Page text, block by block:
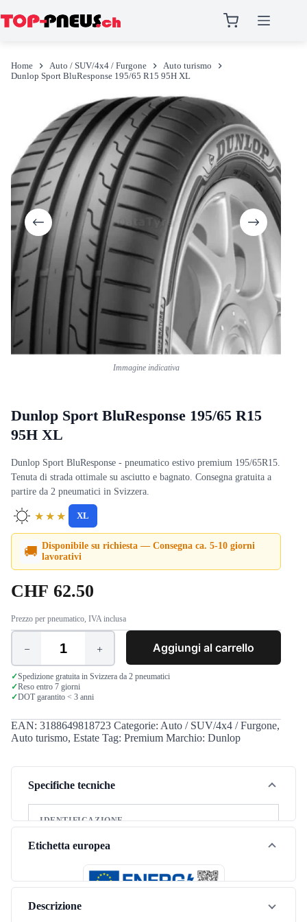
contenuto
Home Auto / SUV/4x4 / Furgone
Auto turismo
Dunlop Sport BluResponse 195/65 R15 95H XL
Immagine indicativa
Dunlop Sport BluResponse 195/65 R15
95H XL
Dunlop Sport BluResponse - pneumatico estivo premium 195/65R15.
Tenuta di strada ottimale su asciutto e bagnato. Consegna gratuita a
partire da 2 pneumatici in Svizzera.
★★★ XL
🚚 Disponibile su richiesta — Consegna ca. 5-10 giorni
lavorativi
CHF 62.50
Prezzo per pneumatico, IVA inclusa
Dunlop
Sport
BluResponse
195/65
R15
XL
quantità
Aggiungi al carrello
✓Spedizione gratuita in Svizzera da 2 pneumatici
✓Reso entro 7 giorni
✓DOT garantito < 3 anni
EAN: 3188649818723 Categorie: Auto / SUV/4x4 / Furgone,
Auto turismo, Estate Tag: Premium Marchio: Dunlop
Specifiche tecniche
IDENTIFICAZIONE
Marca
Sport BluResponse
Stagione Estate
Tipo di veicolo
Etichetta europea
Descrizione